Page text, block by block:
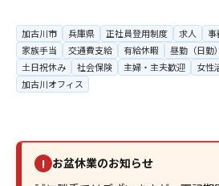
加古川市 兵庫県 正社員登用制度 求人 事
家族手当
交通費支給 有給休暇 昼勤（日勤）
土日祝休み
社会保険 主婦・主夫歓迎 女性
加古川オフィス
! お盆休業のお知らせ